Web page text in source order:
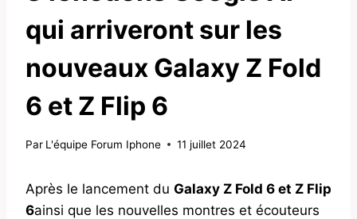
qui arriveront sur les
nouveaux Galaxy Z Fold
6 et Z Flip 6
Par L'équipe Forum Iphone 11 juillet 2024
Après le lancement du Galaxy Z Fold 6 et Z Flip
6ainsi que les nouvelles montres et écouteurs